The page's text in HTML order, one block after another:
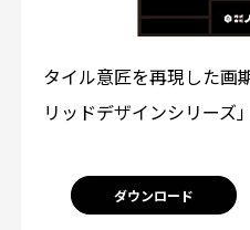
タイル意匠を再現した画
リッドデザインシリーズ
ダウンロード